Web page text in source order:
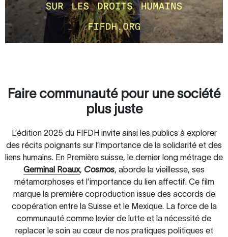
Faire communauté pour une société
plus juste
L’édition 2025 du FIFDH invite ainsi les publics à explorer
des récits poignants sur l’importance de la solidarité et des
liens humains. En Première suisse, le dernier long métrage de
Germinal Roaux, Cosmos, aborde la vieillesse, ses
métamorphoses et l’importance du lien affectif. Ce film
marque la première coproduction issue des accords de
coopération entre la Suisse et le Mexique. La force de la
communauté comme levier de lutte et la nécessité de
replacer le soin au cœur de nos pratiques politiques et